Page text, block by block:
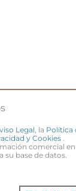
Legal, la Política
y Cookies .
comercial
su base de datos.